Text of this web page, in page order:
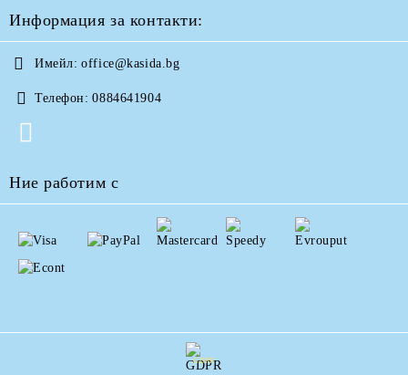
Информация за контакти:
Имейл: office@kasida.bg
Телефон: 0884641904
Ние работим с
GDPR